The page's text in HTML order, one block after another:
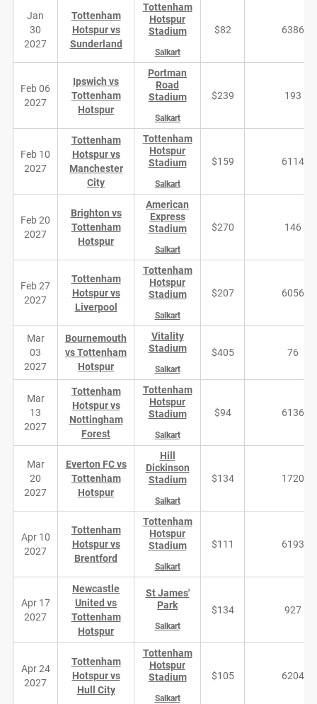
Jan
30
2027
Tottenham
Hotspur vs
Sunderland
Tottenham
Hotspur
Stadium
Salkart
$82 6386
Feb 06
2027
Ipswich vs
Tottenham
Hotspur
Portman
Road
Stadium
Salkart
$239 193
Feb 10
2027
Tottenham
Hotspur vs
Manchester
City
Tottenham
Hotspur
Stadium
Salkart
$159 6114
Feb 20
2027
Brighton vs
Tottenham
Hotspur
American
Express
Stadium
Salkart
$270 146
Feb 27
2027
Tottenham
Hotspur vs
Liverpool
Tottenham
Hotspur
Stadium
Salkart
$207 6056
Mar
03
2027
Bournemouth
vs Tottenham
Hotspur
Vitality
Stadium
Salkart
$405 76
Mar
13
2027
Tottenham
Hotspur vs
Nottingham
Forest
Tottenham
Hotspur
Stadium
Salkart
$94 6136
Mar
20
2027
Everton FC vs
Tottenham
Hotspur
Hill
Dickinson
Stadium
Salkart
$134 1720
Apr 10
2027
Tottenham
Hotspur vs
Brentford
Tottenham
Hotspur
Stadium
Salkart
$111 6193
Apr 17
2027
Newcastle
United vs
Tottenham
Hotspur
St James'
Park
Salkart
$134 927
Apr 24
2027
Tottenham
Hotspur vs
Hull City
Tottenham
Hotspur
Stadium
Salkart
$105 6204